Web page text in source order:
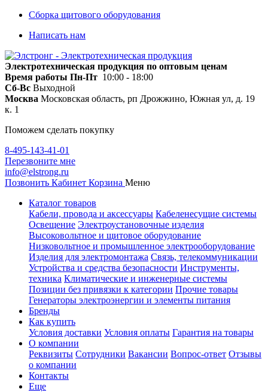
Сборка щитового оборудования
Написать нам
Электротехническая продукция по оптовым ценам
Время работы Пн-Пт 10:00 - 18:00
Сб-Вс Выходной
Москва Московская область, рп Дрожжино, Южная ул, д. 19
к. 1
Поможем сделать покупку
8-495-143-41-01
Перезвоните мне
info@elstrong.ru
Позвонить Кабинет Корзина Меню
Каталог товаров
Кабели, провода и аксессуары Кабеленесущие системы
Освещение Электроустановочные изделия
Высоковольтное и щитовое оборудование
Низковольтное и промышленное электрооборудование
Изделия для электромонтажа Связь, телекоммуникации
Устройства и средства безопасности Инструменты,
техника Климатические и инженерные системы
Позиции без привязки к категории Прочие товары
Генераторы электроэнергии и элементы питания
Бренды
Как купить
Условия доставки Условия оплаты Гарантия на товары
О компании
Реквизиты Сотрудники Вакансии Вопрос-ответ Отзывы
о компании
Контакты
Еще